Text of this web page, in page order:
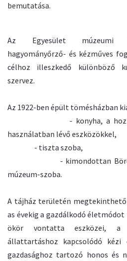
bemutatása.
Az Egyesület múzeumi
hagyományőrző- és kézműves
célhoz illeszkedő különböző
szervez.
Az 1922-ben épült tömésházban
- konyha, a hozzá
használatban lévő eszközökkel,
- tiszta szoba,
- kimondottan Börcsről
múzeum-szoba.
A tájház területén megtekinthető
as évekig a gazdálkodó
ökör vontatta eszközei, a
állattartáshoz kapcsolódó kézi
gazdasághoz tartozó honos és